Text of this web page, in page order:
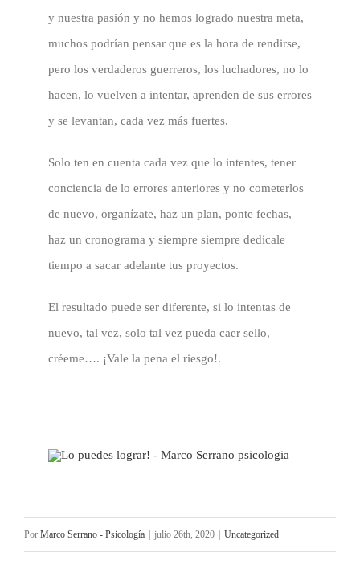
y nuestra pasión y no hemos logrado nuestra meta,
muchos podrían pensar que es la hora de rendirse,
pero los verdaderos guerreros, los luchadores, no lo
hacen, lo vuelven a intentar, aprenden de sus errores
y se levantan, cada vez más fuertes.
Solo ten en cuenta cada vez que lo intentes, tener
conciencia de lo errores anteriores y no cometerlos
de nuevo, organízate, haz un plan, ponte fechas,
haz un cronograma y siempre siempre dedícale
tiempo a sacar adelante tus proyectos.
El resultado puede ser diferente, si lo intentas de
nuevo, tal vez, solo tal vez pueda caer sello,
créeme…. ¡Vale la pena el riesgo!.
Por Marco Serrano - Psicología julio 26th, 2020 Uncategorized